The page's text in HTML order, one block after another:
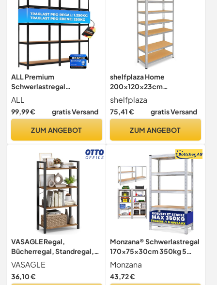
ALL Premium
Schwerlastregal
180x90x40cm - 2er Set
Schwarz 1250kg Traglast
stabiles Kellerregal Metall,
ideale Regale für
abstellraum Regal
ALL
99,99 € gratis Versand
ZUM ANGEBOT
shelfplaza Home
200x120x23cm
Schwerlastregal verzinkt
mit 7 Böden x 125kg
shelfplaza
75,41 € gratis Versand
ZUM ANGEBOT
VASAGLE Regal,
Bücherregal, Standregal,
DVD-Regal, mit 4 Ebenen,
Büroregal, offene Ablagen,
für Büro, Wohnzimmer,
VASAGLE
36,10 €
Monzana® Schwerlastregal
170x75x30cm 350kg 5
MDF-Platten Regal
Lagerregal Kellerregal
Steckregal Werkstattregal
Monzana
43,72 €